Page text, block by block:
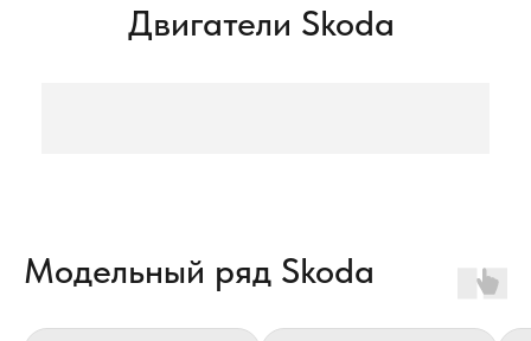
Двигатели Skoda
Модельный ряд Skoda